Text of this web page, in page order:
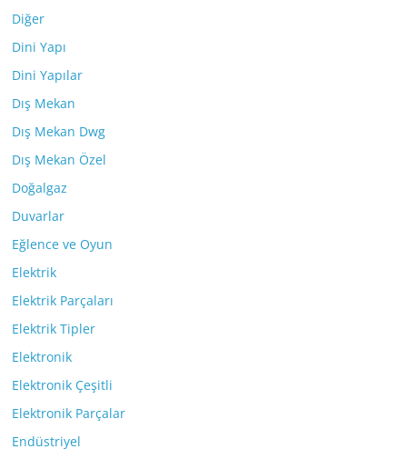
Diğer
Dini Yapı
Dini Yapılar
Dış Mekan
Dış Mekan Dwg
Dış Mekan Özel
Doğalgaz
Duvarlar
Eğlence ve Oyun
Elektrik
Elektrik Parçaları
Elektrik Tipler
Elektronik
Elektronik Çeşitli
Elektronik Parçalar
Endüstriyel